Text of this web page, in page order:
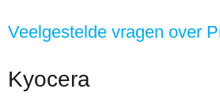
Veelgestelde vragen over
Kyocera